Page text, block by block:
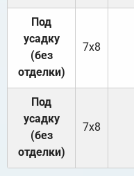
Под
усадку
(без
отделки)
7х8
Под
усадку
(без
отделки)
7х8